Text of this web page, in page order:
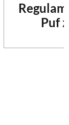
Puf